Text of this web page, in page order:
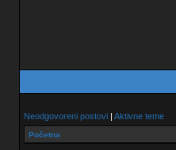
Neodgovoreni postovi | Aktivne teme
Početna